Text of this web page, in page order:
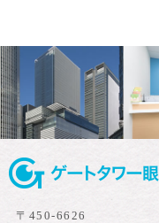
〒450-6626